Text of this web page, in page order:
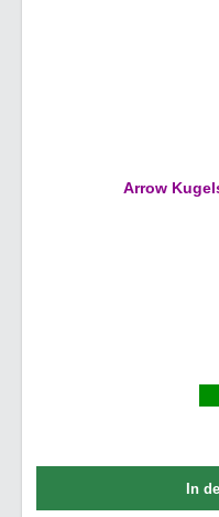
Arrow
In